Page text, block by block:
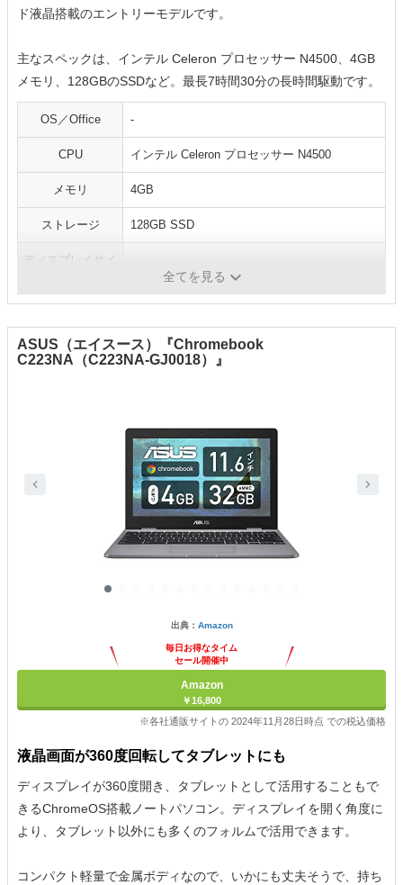
ド液晶搭載のエントリーモデルです。
主なスペックは、インテル Celeron プロセッサー N4500、4GB
メモリ、128GBのSSDなど。最長7時間30分の長時間駆動です。
OS／Office -
CPU インテル Celeron プロセッサー N4500
メモリ 4GB
ストレージ 128GB SSD
ディスプレイサイ
全てを見る
ASUS（エイスース）『Chromebook
C223NA（C223NA-GJ0018）』
出典： Amazon
毎日お得なタイム
セール開催中
Amazon
￥16,800
※各社通販サイトの 2024年11月28日時点 での税込価格
液晶画面が360度回転してタブレットにも
ディスプレイが360度開き、タブレットとして活用することもで
きるChromeOS搭載ノートパソコン。ディスプレイを開く角度に
より、タブレット以外にも多くのフォルムで活用できます。
コンパクト軽量で金属ボディなので、いかにも丈夫そうで、持ち